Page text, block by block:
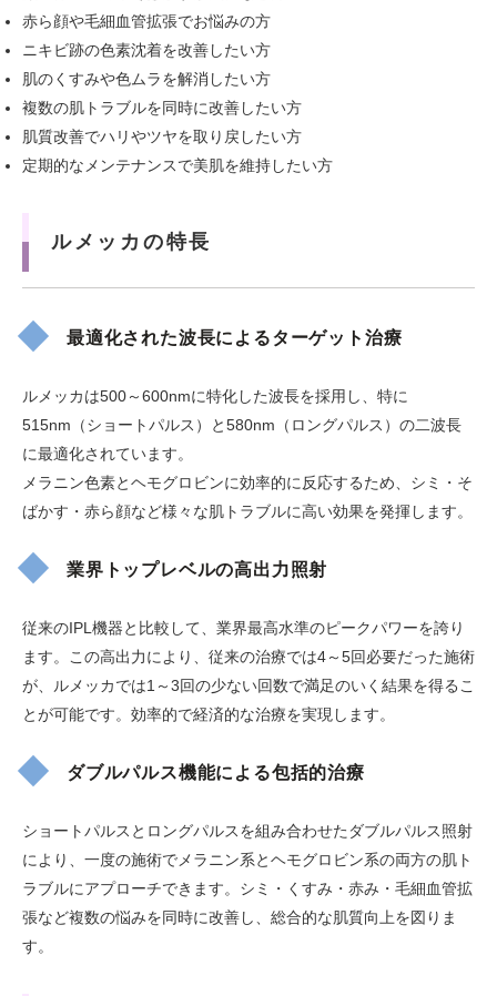
赤ら顔や毛細血管拡張でお悩みの方
ニキビ跡の色素沈着を改善したい方
肌のくすみや色ムラを解消したい方
複数の肌トラブルを同時に改善したい方
肌質改善でハリやツヤを取り戻したい方
定期的なメンテナンスで美肌を維持したい方
ルメッカの特長
最適化された波長によるターゲット治療
ルメッカは500～600nmに特化した波長を採用し、特に
515nm（ショートパルス）と580nm（ロングパルス）の二波長
に最適化されています。
メラニン色素とヘモグロビンに効率的に反応するため、シミ・そ
ばかす・赤ら顔など様々な肌トラブルに高い効果を発揮します。
業界トップレベルの高出力照射
従来のIPL機器と比較して、業界最高水準のピークパワーを誇り
ます。この高出力により、従来の治療では4～5回必要だった施術
が、ルメッカでは1～3回の少ない回数で満足のいく結果を得るこ
とが可能です。効率的で経済的な治療を実現します。
ダブルパルス機能による包括的治療
ショートパルスとロングパルスを組み合わせたダブルパルス照射
により、一度の施術でメラニン系とヘモグロビン系の両方の肌ト
ラブルにアプローチできます。シミ・くすみ・赤み・毛細血管拡
張など複数の悩みを同時に改善し、総合的な肌質向上を図りま
す。